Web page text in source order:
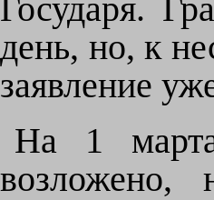
Государя.
день, но, к
заявление
На 1
возложено,